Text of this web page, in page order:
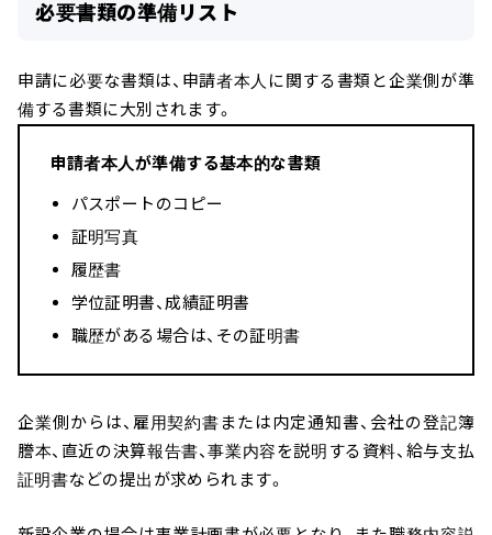
必要書類の準備リスト
申請に必要な書類は、申請者本人に関する書類と企業側が準
備する書類に大別されます。
申請者本人が準備する基本的な書類
パスポートのコピー
証明写真
履歴書
学位証明書、成績証明書
職歴がある場合は、その証明書
企業側からは、雇用契約書または内定通知書、会社の登記簿
謄本、直近の決算報告書、事業内容を説明する資料、給与支払
証明書などの提出が求められます。